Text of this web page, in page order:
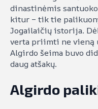
dinastinėmis
kitur – tik tie
Jogailaičių istorija.
verta priimti ne vieną
Algirdo šeima buvo
daug atšakų.
Algirdo